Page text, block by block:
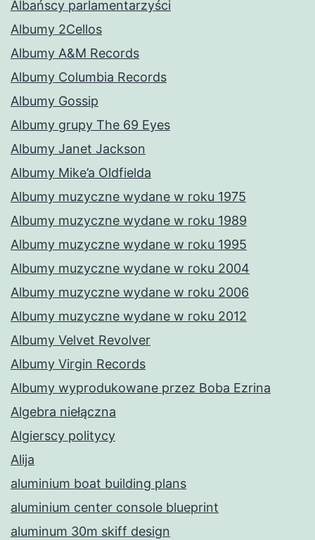
Albańscy parlamentarzyści
Albumy 2Cellos
Albumy A&M Records
Albumy Columbia Records
Albumy Gossip
Albumy grupy The 69 Eyes
Albumy Janet Jackson
Albumy Mike’a Oldfielda
Albumy muzyczne wydane w roku 1975
Albumy muzyczne wydane w roku 1989
Albumy muzyczne wydane w roku 1995
Albumy muzyczne wydane w roku 2004
Albumy muzyczne wydane w roku 2006
Albumy muzyczne wydane w roku 2012
Albumy Velvet Revolver
Albumy Virgin Records
Albumy wyprodukowane przez Boba Ezrina
Algebra niełączna
Algierscy politycy
Alija
aluminium boat building plans
aluminium center console blueprint
aluminum 30m skiff design